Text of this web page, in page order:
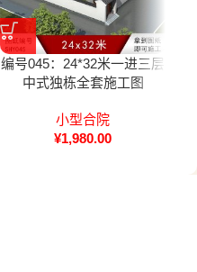
编号045：24*32米一进三层
中式独栋全套施工图
小型合院
¥1,980.00